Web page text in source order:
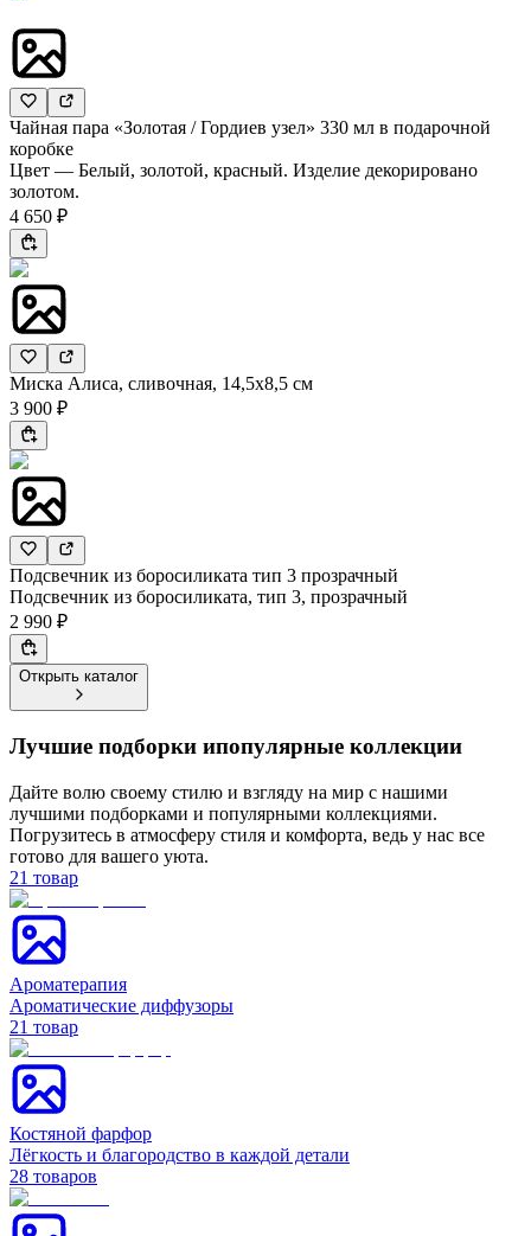
Чайная пара «Золотая / Гордиев узел» 330 мл в подарочной
коробке
Цвет — Белый, золотой, красный. Изделие декорировано
золотом.
4 650 ₽
Миска Алиса, сливочная, 14,5х8,5 см
3 900 ₽
Подсвечник из боросиликата тип 3 прозрачный
Подсвечник из боросиликата, тип 3, прозрачный
2 990 ₽
Открыть каталог
Лучшие подборки ипопулярные коллекции
Дайте волю своему стилю и взгляду на мир с нашими
лучшими подборками и популярными коллекциями.
Погрузитесь в атмосферу стиля и комфорта, ведь у нас все
готово для вашего уюта.
21 товар
Ароматерапия
Ароматические диффузоры
21 товар
Костяной фарфор
Лёгкость и благородство в каждой детали
28 товаров